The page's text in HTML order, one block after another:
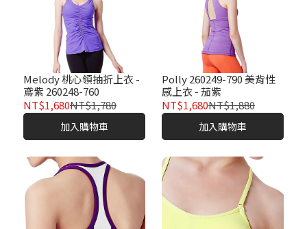
Melody 桃心領抽折上衣 -
鳶紫 260248-760
NT$1,680NT$1,780
加入購物車
Polly 260249-790 美背性
感上衣 - 茄紫
NT$1,680NT$1,880
加入購物車